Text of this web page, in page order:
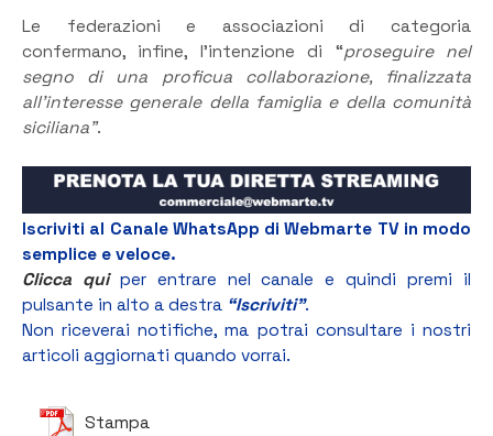
Le federazioni e associazioni di categoria
confermano, infine, l’intenzione di “proseguire nel
segno di una proficua collaborazione, finalizzata
all’interesse generale della famiglia e della comunità
siciliana”.
Iscriviti al Canale WhatsApp di Webmarte TV in modo
semplice e veloce.
Clicca quiper entrare nel canale e quindi premi il
pulsante in alto a destra “Iscriviti”.
Non riceverai notifiche, ma potrai consultare i nostri
articoli aggiornati quando vorrai.
Stampa